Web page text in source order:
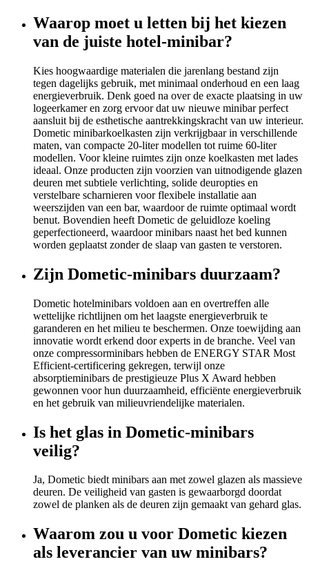
Waarop moet u letten bij het kiezen
van de juiste hotel-minibar?
Kies hoogwaardige materialen die jarenlang bestand zijn
tegen dagelijks gebruik, met minimaal onderhoud en een laag
energieverbruik. Denk goed na over de exacte plaatsing in uw
logeerkamer en zorg ervoor dat uw nieuwe minibar perfect
aansluit bij de esthetische aantrekkingskracht van uw interieur.
Dometic minibarkoelkasten zijn verkrijgbaar in verschillende
maten, van compacte 20-liter modellen tot ruime 60-liter
modellen. Voor kleine ruimtes zijn onze koelkasten met lades
ideaal. Onze producten zijn voorzien van uitnodigende glazen
deuren met subtiele verlichting, solide deuropties en
verstelbare scharnieren voor flexibele installatie aan
weerszijden van een bar, waardoor de ruimte optimaal wordt
benut. Bovendien heeft Dometic de geluidloze koeling
geperfectioneerd, waardoor minibars naast het bed kunnen
worden geplaatst zonder de slaap van gasten te verstoren.
Zijn Dometic-minibars duurzaam?
Dometic hotelminibars voldoen aan en overtreffen alle
wettelijke richtlijnen om het laagste energieverbruik te
garanderen en het milieu te beschermen. Onze toewijding aan
innovatie wordt erkend door experts in de branche. Veel van
onze compressorminibars hebben de ENERGY STAR Most
Efficient-certificering gekregen, terwijl onze
absorptieminibars de prestigieuze Plus X Award hebben
gewonnen voor hun duurzaamheid, efficiënte energieverbruik
en het gebruik van milieuvriendelijke materialen.
Is het glas in Dometic-minibars
veilig?
Ja, Dometic biedt minibars aan met zowel glazen als massieve
deuren. De veiligheid van gasten is gewaarborgd doordat
zowel de planken als de deuren zijn gemaakt van gehard glas.
Waarom zou u voor Dometic kiezen
als leverancier van uw minibars?